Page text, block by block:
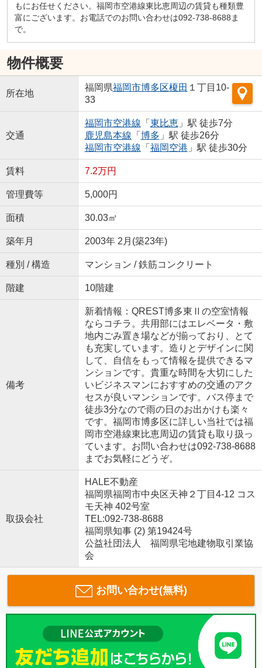
もにお任せください。福岡市空港線東比恵周辺の賃貸も種類豊
富にございます。お電話でのお問い合わせは092-738-8688ま
で。
物件概要
所在地
福岡県福岡市博多区榎田 １丁目10-
33
交通
福岡市空港線 「 東比恵」駅 徒歩7分
鹿児島本線 「 博多 」駅 徒歩26分
福岡市空港線 「 福岡空港 」駅 徒歩30分
賃料 7.2万円
管理費等 5,000円
面積 30.03㎡
築年月 2003年 2月(築23年)
種別 / 構造 マンション / 鉄筋コンクリート
階建 10階建
備考
新着情報：QREST博多東Ⅱの空室情報
ならコチラ。共用部にはエレベータ・敷
地内ごみ置き場などが揃っており、とて
も充実しています。造りとデザインに関
して、自信をもって情報を提供できるマ
ンションです。貴重な時間を大切にした
いビジネスマンにおすすめの交通のアク
セスが良いマンションです。バス停まで
徒歩3分なので雨の日のお出かけも楽々
です。福岡市博多区に詳しい当社では福
岡市空港線東比恵周辺の賃貸も取り扱っ
ています。お問い合わせは092-738-8688
までお気軽にどうぞ。
取扱会社
HALE不動産
福岡県福岡市中央区天神２丁目4-12 コス
モ天神 402号室
TEL:092-738-8688
福岡県知事 (2) 第19424号
公益社団法人 福岡県宅地建物取引業協
会
お問い合わせ(無料)